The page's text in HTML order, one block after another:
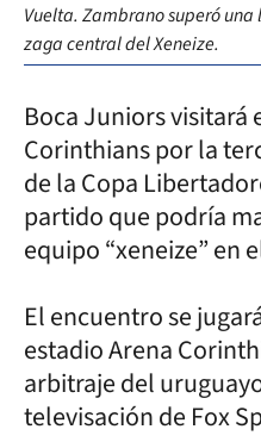
Vuelta. Zambrano superó una
zaga central del Xeneize.
Boca Juniors visitará
Corinthians por la
de la Copa
partido que podría
equipo “xeneize” en
El encuentro se
estadio Arena
arbitraje del
televisación de Fox